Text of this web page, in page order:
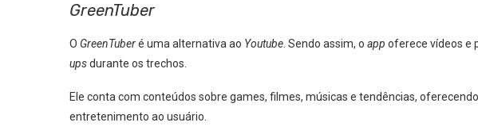
GreenTuber
O GreenTuberé uma alternativa ao Youtube . Sendo assim, o app oferece vídeos e
upsdurante os trechos.
Ele conta com conteúdos sobre games, filmes, músicas e tendências,
entretenimento ao usuário.